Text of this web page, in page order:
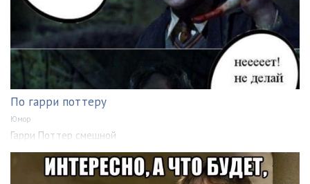
По гарри поттеру
Юмор
Гарри Поттер смешной